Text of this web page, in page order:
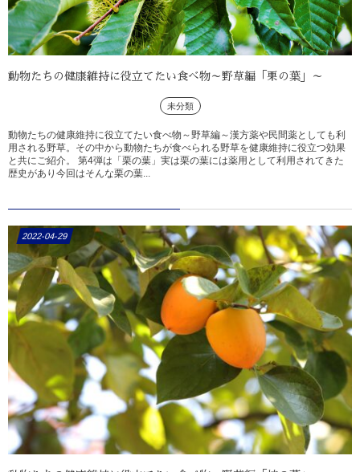
動物たちの健康維持に役立てたい食べ物～野草編「栗の葉」～
未分類
動物たちの健康維持に役立てたい食べ物～野草編～漢方薬や民間薬としても利
用される野草。その中から動物たちが食べられる野草を健康維持に役立つ効果
と共にご紹介。 第4弾は「栗の葉」実は栗の葉には薬用として利用されてきた
歴史があり今回はそんな栗の葉...
2022-04-29